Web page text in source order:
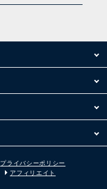
プライバシーポリシー
アフィリエイト